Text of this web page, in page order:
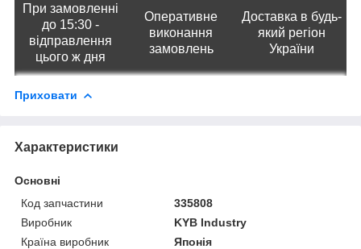
При замовленні
до 15:30 -
відправлення
цього ж дня
Оперативне
виконання
замовлень
Доставка в будь-
який регіон
України
Приховати
Характеристики
Основні
Код запчастини
335808
Виробник
KYB Industry
Країна виробник
Японія